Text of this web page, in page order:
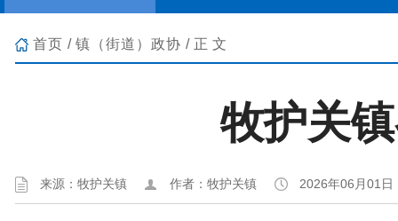
首页 / 镇（街道）政协 /正文
牧护关
来源：牧护关镇 作者：牧护关镇 2026年06月01日